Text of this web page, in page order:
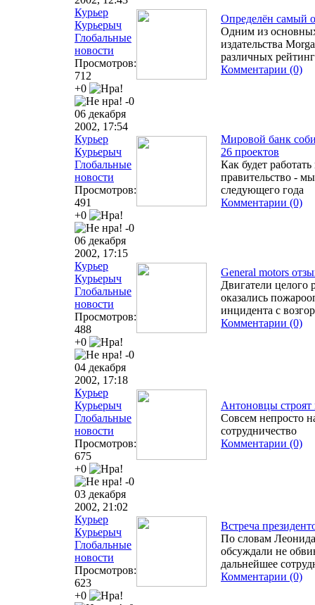
Курьер
Курьерыч
Глобальные
новости
Просмотров:
712
+0
-0
Определён самый
Одним из
издательства
различных
Комментарии (0)
06 декабря
2002, 17:54
Курьер
Курьерыч
Глобальные
новости
Просмотров:
491
+0
-0
Мировой банк
26 проектов
Как будет
правительство -
следующего года
Комментарии (0)
06 декабря
2002, 17:15
Курьер
Курьерыч
Глобальные
новости
Просмотров:
488
+0
-0
General motors
Двигатели целого
оказались
инцидента с
Комментарии (0)
04 декабря
2002, 17:18
Курьер
Курьерыч
Глобальные
новости
Просмотров:
675
+0
-0
Антоновцы строят
Совсем непросто
сотрудничество
Комментарии (0)
03 декабря
2002, 21:02
Курьер
Курьерыч
Глобальные
новости
Просмотров:
623
+0
Встреча
По словам
обсуждали не
дальнейшее
Комментарии (0)